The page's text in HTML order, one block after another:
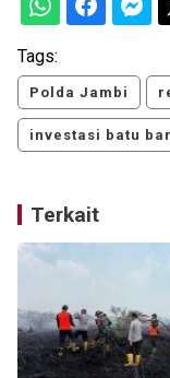
Tags:
Polda Jambi
investasi batu
Terkait